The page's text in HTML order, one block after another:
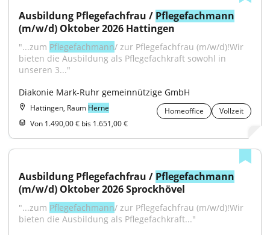
Ausbildung Pflegefachfrau / Pflegefachmann
(m/w/d) Oktober 2026 Hattingen
"...zum Pflegefachmann/ zur Pflegefachfrau (m/w/d)!Wir
bieten die Ausbildung als Pflegefachkraft sowohl in
unseren 3..."
Diakonie Mark-Ruhr gemeinnützige GmbH
Hattingen, Raum Herne Homeoffice
Vollzeit
Von 1.490,00 € bis 1.651,00 €
Ausbildung Pflegefachfrau / Pflegefachmann
(m/w/d) Oktober 2026 Sprockhövel
"...zum Pflegefachmann/ zur Pflegefachfrau (m/w/d)!Wir
bieten die Ausbildung als Pflegefachkraft..."